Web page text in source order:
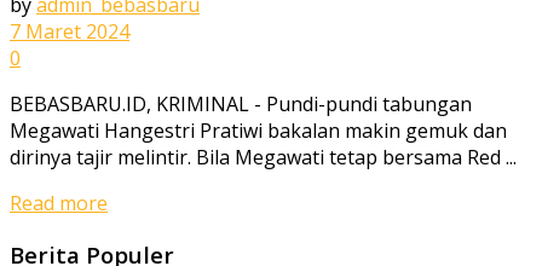
7 Maret 2024
0
BEBASBARU.ID, KRIMINAL - Pundi-pundi tabungan
Megawati Hangestri Pratiwi bakalan makin gemuk dan
dirinya tajir melintir. Bila Megawati tetap bersama Red ...
Read more
Berita Populer